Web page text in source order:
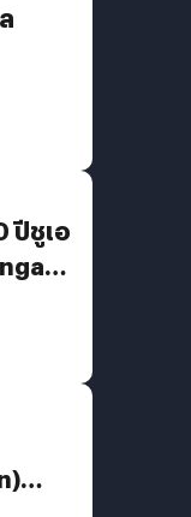
ปีชูเอ